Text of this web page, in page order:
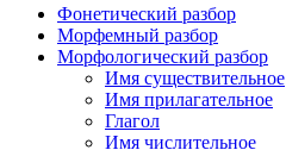
Фонетический разбор
Морфемный разбор
Морфологический разбор
Имя существительное
Имя прилагательное
Глагол
Имя числительное